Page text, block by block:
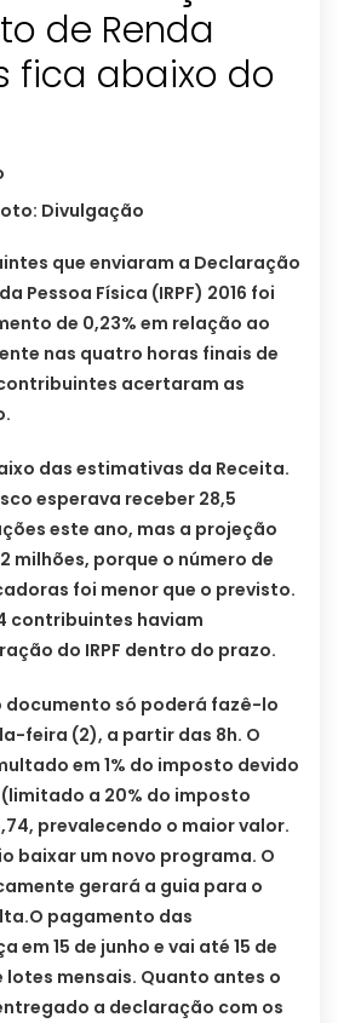
de Renda
fica abaixo do
Divulgação
que enviaram a Declaração
Pessoa Física (IRPF) 2016 foi
de 0,23% em relação ao
nas quatro horas finais de
acertaram as
das estimativas da Receita.
esperava receber 28,5
este ano, mas a projeção
milhões, porque o número de
foi menor que o previsto.
contribuintes haviam
do IRPF dentro do prazo.
documento só poderá fazê-lo
feira (2), a partir das 8h. O
em 1% do imposto devido
a 20% do imposto
prevalecendo o maior valor.
baixar um novo programa. O
gerará a guia para o
O pagamento das
em 15 de junho e vai até 15 de
lotes mensais. Quanto antes o
a declaração com os